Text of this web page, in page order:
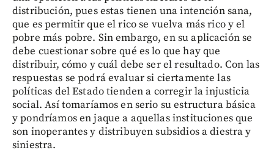
distribución, pues estas tienen una intención sana,
que es permitir que el rico se vuelva más rico y el
pobre más pobre. Sin embargo, en su aplicación se
debe cuestionar sobre qué es lo que hay que
distribuir, cómo y cuál debe ser el resultado. Con las
respuestas se podrá evaluar si ciertamente las
políticas del Estado tienden a corregir la injusticia
social. Así tomaríamos en serio su estructura básica
y pondríamos en jaque a aquellas instituciones que
son inoperantes y distribuyen subsidios a diestra y
siniestra.